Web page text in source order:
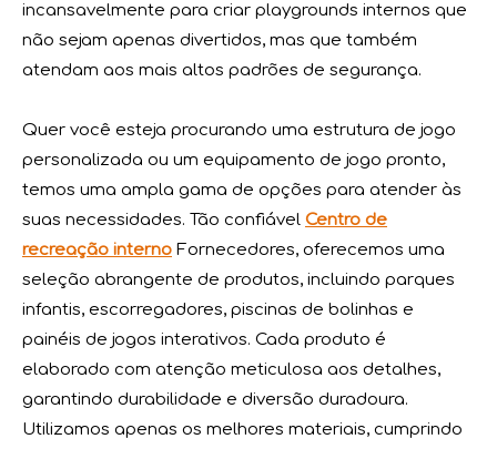
Parabéns ao Vasia Playground por obter a primeira qualificação de laboratório credenciado por QTL na indústria de diversões
A SGS, uma autoridade renomada em garantia de
incansavelmente para criar playgrounds internos que
não sejam apenas divertidos, mas que também
atendam aos mais altos padrões de segurança.
Quer você esteja procurando uma estrutura de jogo
personalizada ou um equipamento de jogo pronto,
temos uma ampla gama de opções para atender às
suas necessidades. Tão confiável Centro de
recreação interno Fornecedores, oferecemos uma
seleção abrangente de produtos, incluindo parques
infantis, escorregadores, piscinas de bolinhas e
painéis de jogos interativos. Cada produto é
elaborado com atenção meticulosa aos detalhes,
garantindo durabilidade e diversão duradoura.
Utilizamos apenas os melhores materiais, cumprindo